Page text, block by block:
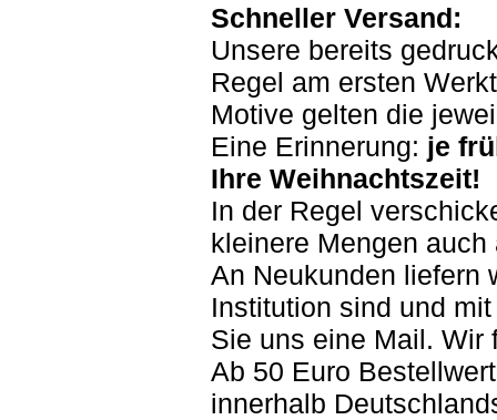
Schneller Versand:
Unsere bereits
Regel am ersten
Motive gelten die
Eine Erinnerung: je
Ihre Weihnachtszeit!
In der Regel
kleinere Mengen
An Neukunden liefern
Institution sind und
Sie uns eine Mail. Wir
Ab 50 Euro
innerhalb